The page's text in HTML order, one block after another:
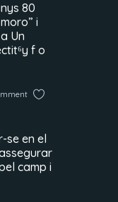
80
i
Un
f o
se en el
camp i